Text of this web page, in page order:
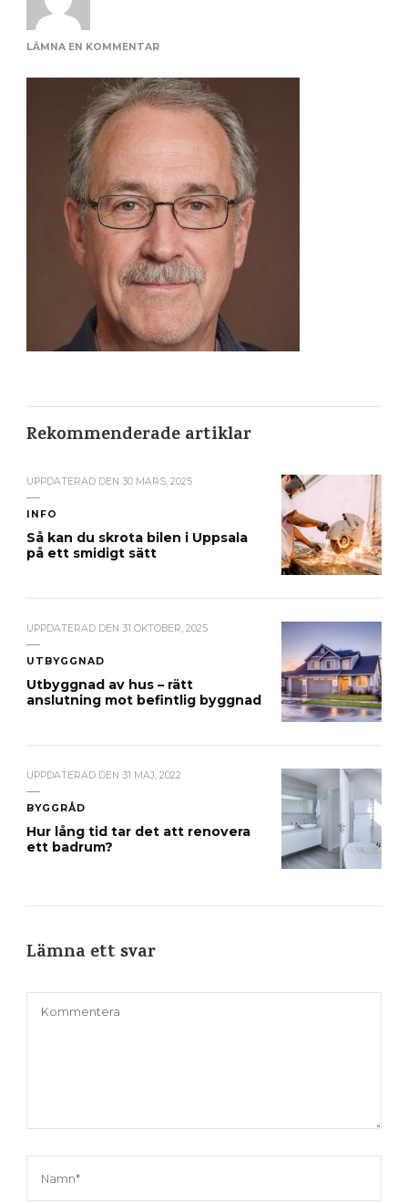
LÄMNA EN KOMMENTARPÅ
Rekommenderade artiklar
UPPDATERAD DEN 30 MARS, 2025
INFO
Så kan du skrota bilen i Uppsala
på ett smidigt sätt
UPPDATERAD DEN 31 OKTOBER, 2025
UTBYGGNAD
Utbyggnad av hus – rätt
anslutning mot befintlig byggnad
UPPDATERAD DEN 31 MAJ, 2022
BYGGRÅD
Hur lång tid tar det att renovera
ett badrum?
Lämna ett svar